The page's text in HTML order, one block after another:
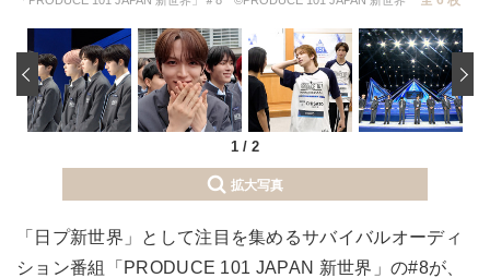
1 / 2
‹
拡大写真
「日プ新世界」として注目を集めるサバイバルオーディ
ション番組「PRODUCE 101 JAPAN 新世界」の#8が、